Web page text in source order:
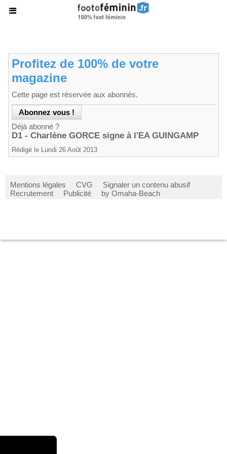
Profitez de 100% de votre
magazine
Cette page est réservée aux abonnés.
Déjà abonné ?
D1 - Charlène GORCE signe à l'EA GUINGAMP
Rédigé le Lundi 26 Août 2013
Mentions légales CVG
Signaler un contenu abusif
Recrutement
Publicité by Omaha-Beach